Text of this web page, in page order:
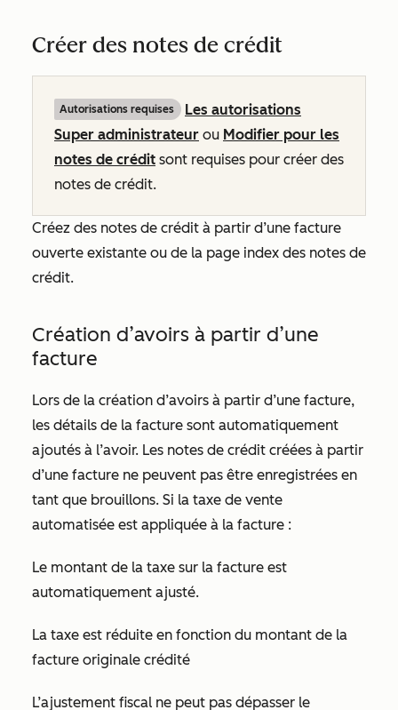
Créer des notes de crédit
Autorisations requises
Les autorisations
Super administrateur ou Modifier pour les
notes de crédit sont requises pour créer des
notes de crédit.
Créez des notes de crédit à partir d’une facture
ouverte existante ou de la page index des notes de
crédit.
Création d’avoirs à partir d’une
facture
Lors de la création d’avoirs à partir d’une facture,
les détails de la facture sont automatiquement
ajoutés à l’avoir. Les notes de crédit créées à partir
d’une facture ne peuvent pas être enregistrées en
tant que brouillons. Si la taxe de vente
automatisée est appliquée à la facture :
Le montant de la taxe sur la facture est
automatiquement ajusté.
La taxe est réduite en fonction du montant de la
facture originale crédité
L’ajustement fiscal ne peut pas dépasser le